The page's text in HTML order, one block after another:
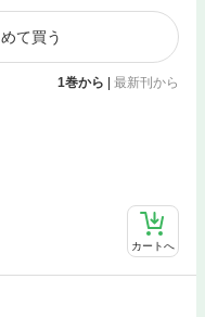
て買う
1巻から 最新刊から
カートへ